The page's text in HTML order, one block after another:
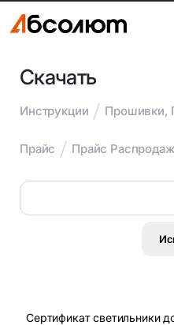
Скачать
Инструкции Прошивки,
Прайс Прайс
Сертификат светильники